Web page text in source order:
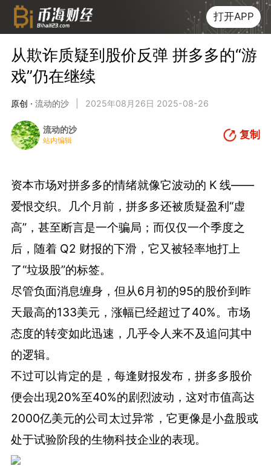
打开APP
从欺诈质疑到股价反弹 拼多多的“游
戏”仍在继续
原创 · 流动的沙 2025年08月26日 2025-08-26
流动的沙
站内编辑 复制
资本市场对拼多多的情绪就像它波动的 K 线——
爱恨交织。几个月前，拼多多还被质疑盈利“虚
高”，甚至断言是一个骗局；而仅仅一个季度之
后，随着 Q2 财报的下滑，它又被轻率地打上
了“垃圾股”的标签。
尽管负面消息缠身，但从6月初的95的股价到昨
天最高的133美元，涨幅已经超过了40%。市场
态度的转变如此迅速，几乎令人来不及追问其中
的逻辑。
不过可以肯定的是，每逢财报发布，拼多多股价
便会出现20%至40%的剧烈波动，这对市值高达
2000亿美元的公司太过异常，它更像是小盘股或
处于试验阶段的生物科技企业的表现。